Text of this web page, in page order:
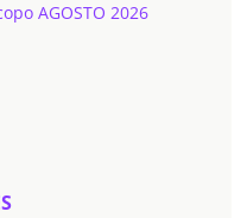
AGOSTO 2026